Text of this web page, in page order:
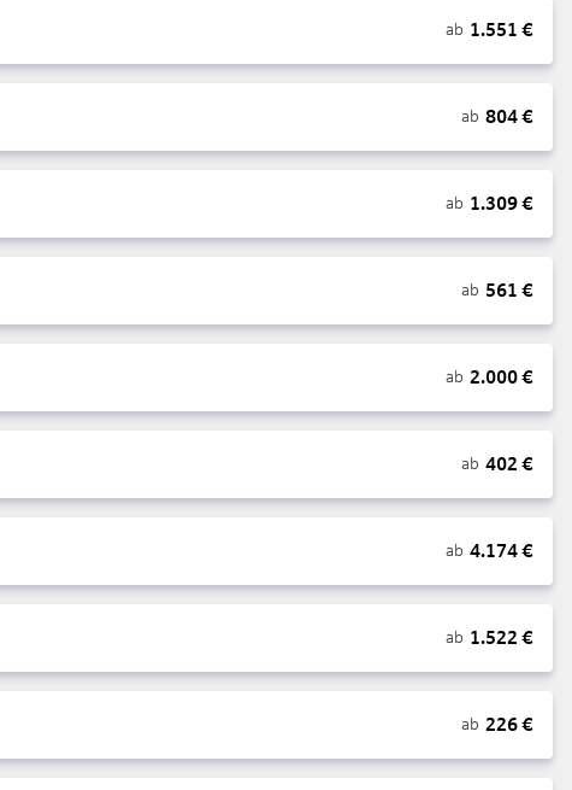
ab 1.551 €
ab 804€
ab 1.309€
ab 561 €
ab 2.000€
ab 402 €
ab 4.174€
ab 1.522 €
ab 226€